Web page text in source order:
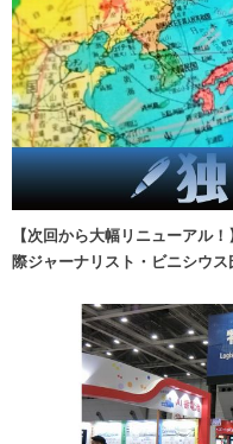
【次回から大幅リニューアル
際ジャーナリスト・ビニシウス